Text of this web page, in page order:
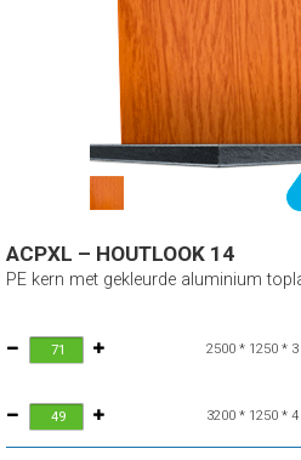
ACPXL – HOUTLOOK 14
PE kern met gekleurde aluminium
2500 * 1250 *
3200 * 1250 *